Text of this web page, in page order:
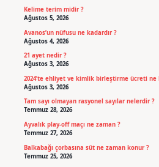
Kelime terim midir ?
Ağustos 5, 2026
Avanos’un nüfusu ne kadardır ?
Ağustos 4, 2026
21 ayet nedir ?
Ağustos 3, 2026
2024’te ehliyet ve kimlik birleştirme ücreti ne
Ağustos 3, 2026
Tam sayı olmayan rasyonel sayılar nelerdir ?
Temmuz 28, 2026
Ayvalık play-off maçı ne zaman ?
Temmuz 27, 2026
Balkabağı çorbasına süt ne zaman konur ?
Temmuz 25, 2026